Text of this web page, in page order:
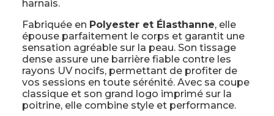
harnais.
Fabriquée en Polyester et Élasthanne, elle
épouse parfaitement le corps et garantit une
sensation agréable sur la peau. Son tissage
dense assure une barrière fiable contre les
rayons UV nocifs, permettant de profiter de
vos sessions en toute sérénité. Avec sa coupe
classique et son grand logo imprimé sur la
poitrine, elle combine style et performance.